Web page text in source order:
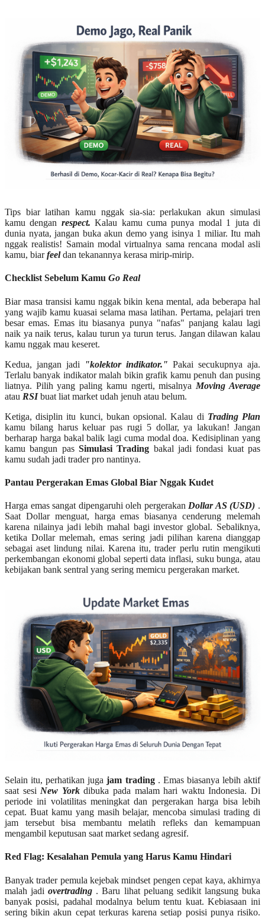
Tips biar latihan kamu nggak sia-sia: perlakukan akun simulasi
kamu dengan respect. Kalau kamu cuma punya modal 1 juta di
dunia nyata, jangan buka akun demo yang isinya 1 miliar. Itu mah
nggak realistis! Samain modal virtualnya sama rencana modal asli
kamu, biarfeel dan tekanannya kerasa mirip-mirip.
Checklist Sebelum Kamu Go Real
Biar masa transisi kamu nggak bikin kena mental, ada beberapa hal
yang wajib kamu kuasai selama masa latihan. Pertama, pelajari tren
besar emas. Emas itu biasanya punya "nafas" panjang kalau lagi
naik ya naik terus, kalau turun ya turun terus. Jangan dilawan kalau
kamu nggak mau keseret.
Kedua, jangan jadi
"kolektor indikator." Pakai secukupnya aja.
Terlalu banyak indikator malah bikin grafik kamu penuh dan pusing
liatnya. Pilih yang paling kamu ngerti, misalnya Moving Average
atau RSI buat liat market udah jenuh atau belum.
Ketiga, disiplin itu kunci, bukan opsional. Kalau di Trading Plan
kamu bilang harus keluar pas rugi 5 dollar, ya lakukan! Jangan
berharap harga bakal balik lagi cuma modal doa. Kedisiplinan yang
kamu bangun pas Simulasi Trading bakal jadi fondasi kuat pas
kamu sudah jadi trader pro nantinya.
Pantau Pergerakan Emas Global Biar Nggak Kudet
Harga emas sangat dipengaruhi oleh pergerakan Dollar AS (USD) .
Saat Dollar menguat, harga emas biasanya cenderung melemah
karena nilainya jadi lebih mahal bagi investor global. Sebaliknya,
ketika Dollar melemah, emas sering jadi pilihan karena dianggap
sebagai aset lindung nilai. Karena itu, trader perlu rutin mengikuti
perkembangan ekonomi global seperti data inflasi, suku bunga, atau
kebijakan bank sentral yang sering memicu pergerakan market.
Selain itu, perhatikan jugajam trading . Emas biasanya lebih aktif
saat sesi New York dibuka pada malam hari waktu Indonesia. Di
periode ini volatilitas meningkat dan pergerakan harga bisa lebih
cepat. Buat kamu yang masih belajar, mencoba simulasi trading di
jam tersebut bisa membantu melatih refleks dan kemampuan
mengambil keputusan saat market sedang agresif.
Red Flag: Kesalahan Pemula yang Harus Kamu Hindari
Banyak trader pemula kejebak mindset pengen cepat kaya, akhirnya
malah jadiovertrading . Baru lihat peluang sedikit langsung buka
banyak posisi, padahal modalnya belum tentu kuat. Kebiasaan ini
sering bikin akun cepat terkuras karena setiap posisi punya risiko.